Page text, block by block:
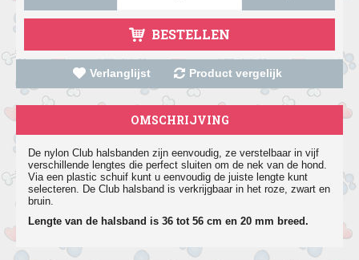
BESTELLEN
Verlanglijst Product vergelijk
OMSCHRIJVING
De nylon Club halsbanden zijn eenvoudig, ze verstelbaar in vijf
verschillende lengtes die perfect sluiten om de nek van de hond.
Via een plastic schuif kunt u eenvoudig de juiste lengte kunt
selecteren. De Club halsband is verkrijgbaar in het roze, zwart en
bruin.
Lengte van de halsband is 36 tot 56 cm en 20 mm breed.